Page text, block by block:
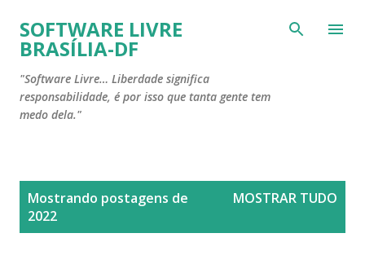
Pular para o conteúdo principal
SOFTWARE LIVRE
BRASÍLIA-DF
"Software Livre… Liberdade significa
responsabilidade, é por isso que tanta gente tem
medo dela."
Mostrando postagens de
2022
MOSTRAR TUDO